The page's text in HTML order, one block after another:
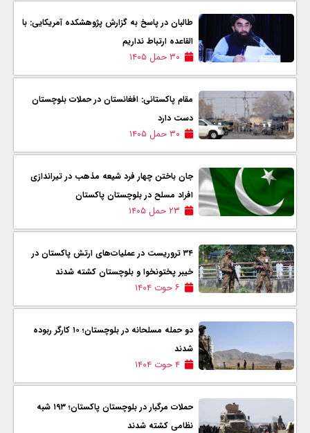
طالبان در پاسخ به گزارش پژوهشکده آمریکایی: با
القاعده ارتباط نداریم
۳۰ حمل ۱۴۰۵
مقام پاکستانی: افغانستان در حملات بلوچستان
دست دارد
۳۰ حمل ۱۴۰۵
جان باختن چهار فرد شیعه مذهب در تیراندازی
افراد مسلح در بلوچستان پاکستان
۲۳ حمل ۱۴۰۵
۳۴ تروریست در عملیات‌های ارتش پاکستان در
خیبر پختونخوا و بلوچستان کشته شدند
۶ حوت ۱۴۰۴
دو حمله مسلحانه در بلوچستان؛ ۱۰ کارگر ربوده
شدند
۴ حوت ۱۴۰۴
حملات مرگبار در بلوچستان پاکستان؛ ۱۹۳ شبه
نظامی کشته شدند